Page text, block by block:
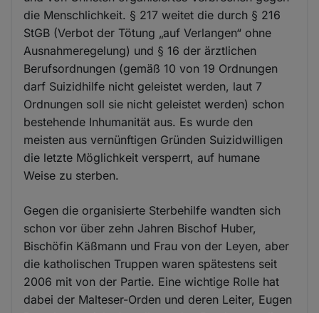
die Menschlichkeit. § 217 weitet die durch § 216
StGB (Verbot der Tötung „auf Verlangen“ ohne
Ausnahmeregelung) und § 16 der ärztlichen
Berufsordnungen (gemäß 10 von 19 Ordnungen
darf Suizidhilfe nicht geleistet werden, laut 7
Ordnungen soll sie nicht geleistet werden) schon
bestehende Inhumanität aus. Es wurde den
meisten aus vernünftigen Gründen Suizidwilligen
die letzte Möglichkeit versperrt, auf humane
Weise zu sterben.
Gegen die organisierte Sterbehilfe wandten sich
schon vor über zehn Jahren Bischof Huber,
Bischöfin Käßmann und Frau von der Leyen, aber
die katholischen Truppen waren spätestens seit
2006 mit von der Partie. Eine wichtige Rolle hat
dabei der Malteser-Orden und deren Leiter, Eugen